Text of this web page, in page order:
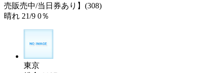
売販売中/当日券あり】(308)
晴れ 21/9 0％
東京